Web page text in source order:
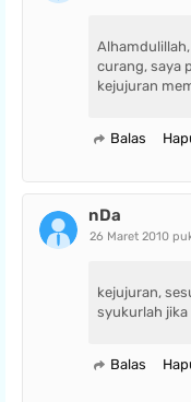
curang, saya
kejujuran
Balas
nDa
26 Maret 2010
kejujuran,
syukurlah jika
Balas